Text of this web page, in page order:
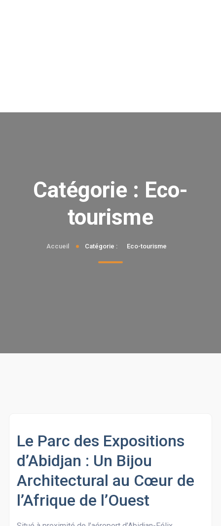
Catégorie : Eco-
tourisme
Accueil Catégorie : Eco-tourisme
Le Parc des Expositions
d’Abidjan : Un Bijou
Architectural au Cœur de
l’Afrique de l’Ouest